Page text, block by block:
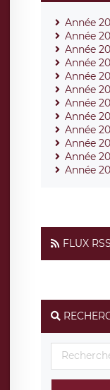
Année
Année
Année
Année
Année
Année
Année
Année
Année
Année
Année
Année
FLUX